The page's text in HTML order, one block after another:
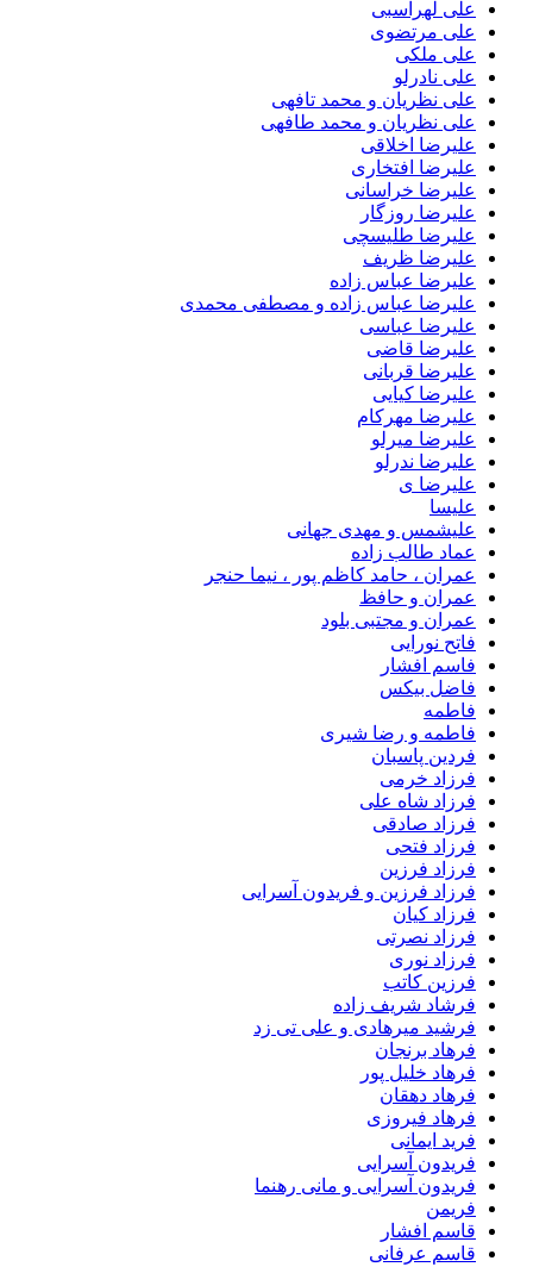
علی لهراسبی
علی مرتضوی
علی ملکی
علی نادرلو
علی نظریان و محمد تافهی
علی نظریان و محمد طافهی
علیرضا اخلاقی
علیرضا افتخاری
علیرضا خراسانی
علیرضا روزگار
علیرضا طلیسچی
علیرضا ظریف
علیرضا عباس زاده
علیرضا عباس زاده و مصطفی محمدی
علیرضا عباسی
علیرضا قاضی
علیرضا قربانی
علیرضا کیایی
علیرضا مهرکام
علیرضا میرلو
علیرضا ندرلو
علیرضا ی
علیسا
علیشمس و مهدی جهانی
عماد طالب زاده
عمران ، حامد کاظم پور ، نیما حنجر
عمران و حافظ
عمران و مجتبی بلود
فاتح نورایی
فاسم افشار
فاضل بیکس
فاطمه
فاطمه و رضا شیری
فردین پاسبان
فرزاد خرمی
فرزاد شاه علی
فرزاد صادقى
فرزاد فتحی
فرزاد فرزین
فرزاد فرزین و فریدون آسرایی
فرزاد کیان
فرزاد نصرتی
فرزاد نوری
فرزین کاتب
فرشاد شریف زاده
فرشید میرهادی و علی تی زد
فرهاد برنجان
فرهاد خلیل پور
فرهاد دهقان
فرهاد فیروزی
فرید ایمانی
فریدون آسرایی
فریدون آسرایی و مانی رهنما
فریمن
قاسم افشار
قاسم عرفانی